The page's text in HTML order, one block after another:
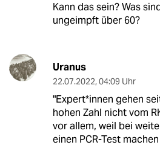
Kann das sein? Was
ungeimpft über 60?
Uranus
22.07.2022, 04:09 Uhr
"Ex­per­t*in­nen gehen
hohen Zahl nicht vom
vor allem, weil bei
einen PCR-Test